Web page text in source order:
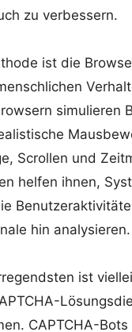
zu verbessern.
ist die
simulieren
Scrollen und
helfen ihnen,
hin analysieren.
ist
CAPTCHA-